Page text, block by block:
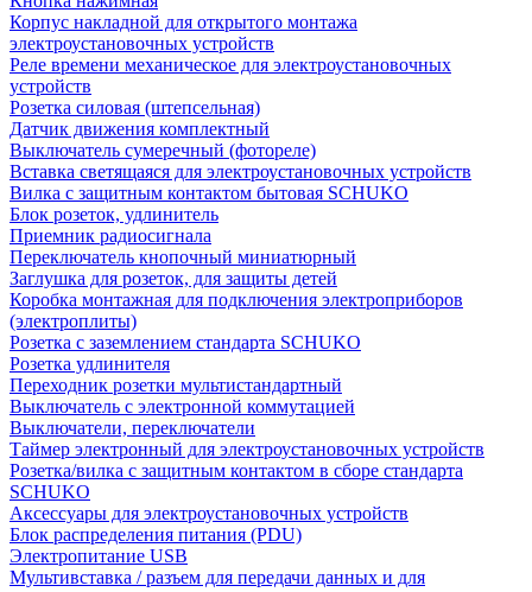
Корпус накладной для открытого монтажа
электроустановочных устройств
Реле времени механическое для электроустановочных
устройств
Розетка силовая (штепсельная)
Датчик движения комплектный
Выключатель сумеречный (фотореле)
Вставка светящаяся для электроустановочных устройств
Вилка с защитным контактом бытовая SCHUKO
Блок розеток, удлинитель
Приемник радиосигнала
Переключатель кнопочный миниатюрный
Заглушка для розеток, для защиты детей
Коробка монтажная для подключения электроприборов
(электроплиты)
Розетка с заземлением стандарта SCHUKO
Розетка удлинителя
Переходник розетки мультистандартный
Выключатель с электронной коммутацией
Выключатели, переключатели
Таймер электронный для электроустановочных устройств
Розетка/вилка с защитным контактом в сборе стандарта
SCHUKO
Аксессуары для электроустановочных устройств
Блок распределения питания (PDU)
Электропитание USB
Мультивставка / разъем для передачи данных и для